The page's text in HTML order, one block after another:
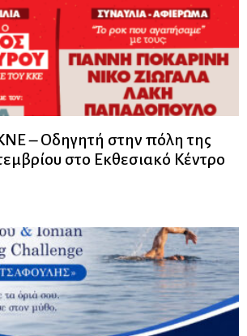
– Οδηγητή στην πόλη της
στο Εκθεσιακό Κέντρο